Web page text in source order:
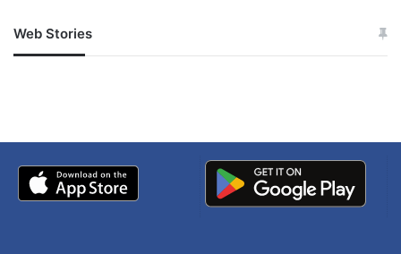
Web Stories
जम्मू-कश्मीर में बारिश से
अपडेट
खाई में धक्का… आरोपियों ने